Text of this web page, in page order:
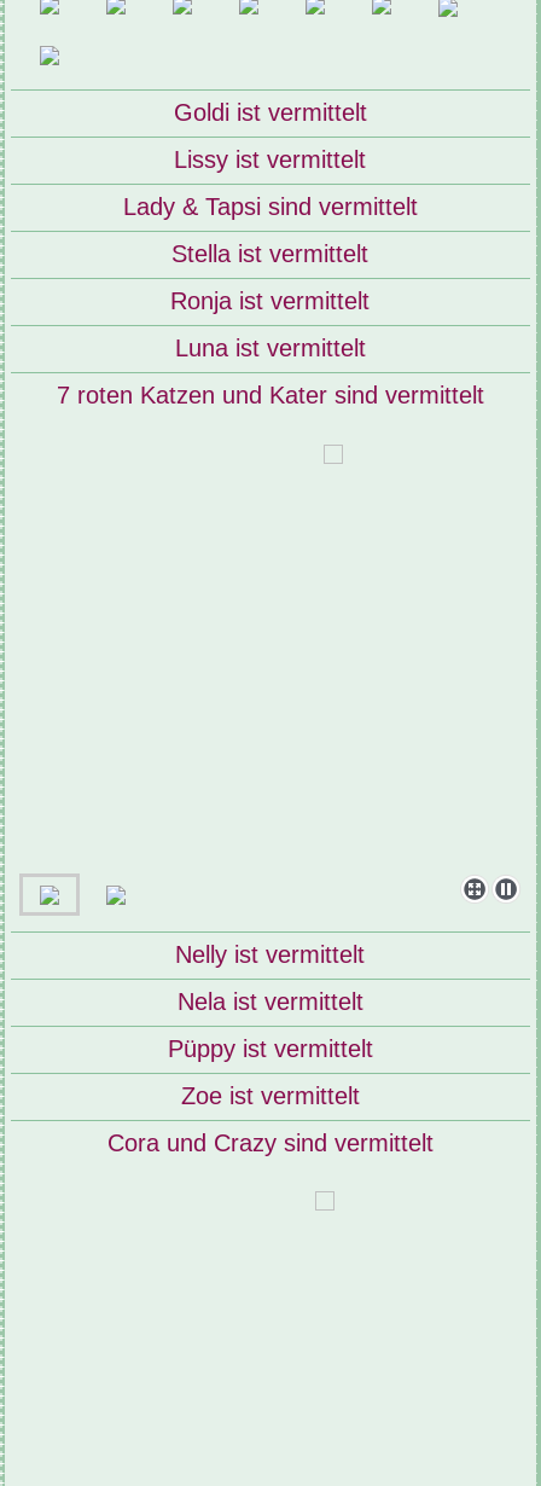
Goldi ist vermittelt
Lissy ist vermittelt
Lady & Tapsi sind vermittelt
Stella ist vermittelt
Ronja ist vermittelt
Luna ist vermittelt
7 roten Katzen und Kater sind vermittelt
Nelly ist vermittelt
Nela ist vermittelt
Püppy ist vermittelt
Zoe ist vermittelt
Cora und Crazy sind vermittelt